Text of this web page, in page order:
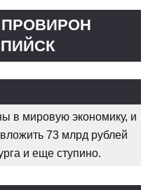
в мировую экономику, и
73 млрд рублей
и еще ступино.